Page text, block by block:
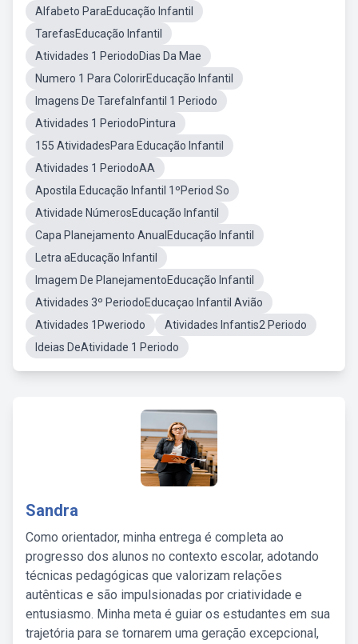
Alfabeto ParaEducação Infantil
TarefasEducação Infantil
Atividades 1 PeriodoDias Da Mae
Numero 1 Para ColorirEducação Infantil
Imagens De TarefaInfantil 1 Periodo
Atividades 1 PeriodoPintura
155 AtividadesPara Educação Infantil
Atividades 1 PeriodoAA
Apostila Educação Infantil 1ºPeriod So
Atividade NúmerosEducação Infantil
Capa Planejamento AnualEducação Infantil
Letra aEducação Infantil
Imagem De PlanejamentoEducação Infantil
Atividades 3º PeriodoEducaçao Infantil Avião
Atividades 1Pweriodo
Atividades Infantis2 Periodo
Ideias DeAtividade 1 Periodo
Sandra
Como orientador, minha entrega é completa ao
progresso dos alunos no contexto escolar, adotando
técnicas pedagógicas que valorizam relações
autênticas e são impulsionadas por criatividade e
entusiasmo. Minha meta é guiar os estudantes em sua
trajetória para se tornarem uma geração excepcional,